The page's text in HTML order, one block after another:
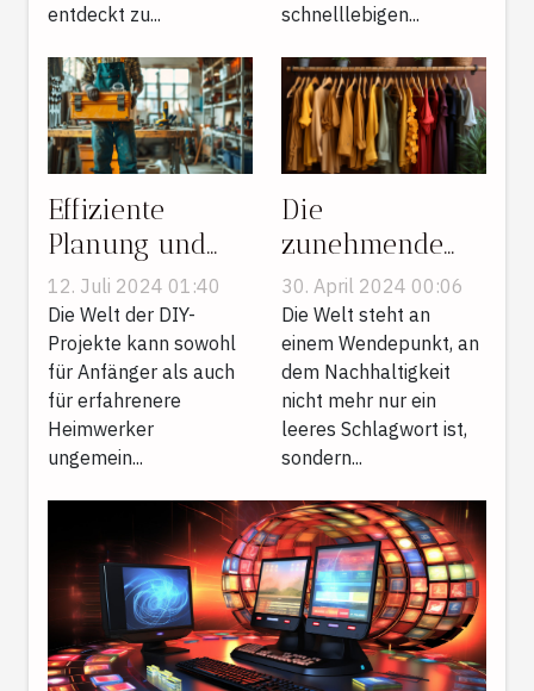
entdeckt zu...
schnelllebigen...
Effiziente
Planung und
Durchführung
von DIY-
Projekten für
Anfänger
12. Juli 2024 01:40
Die Welt der DIY-
Projekte kann sowohl
für Anfänger als auch
für erfahrenere
Heimwerker
ungemein...
Die
zunehmende
Popularität von
Bio-Mode und
ihre Vorteile
30. April 2024 00:06
Die Welt steht an
einem Wendepunkt, an
dem Nachhaltigkeit
nicht mehr nur ein
leeres Schlagwort ist,
sondern...